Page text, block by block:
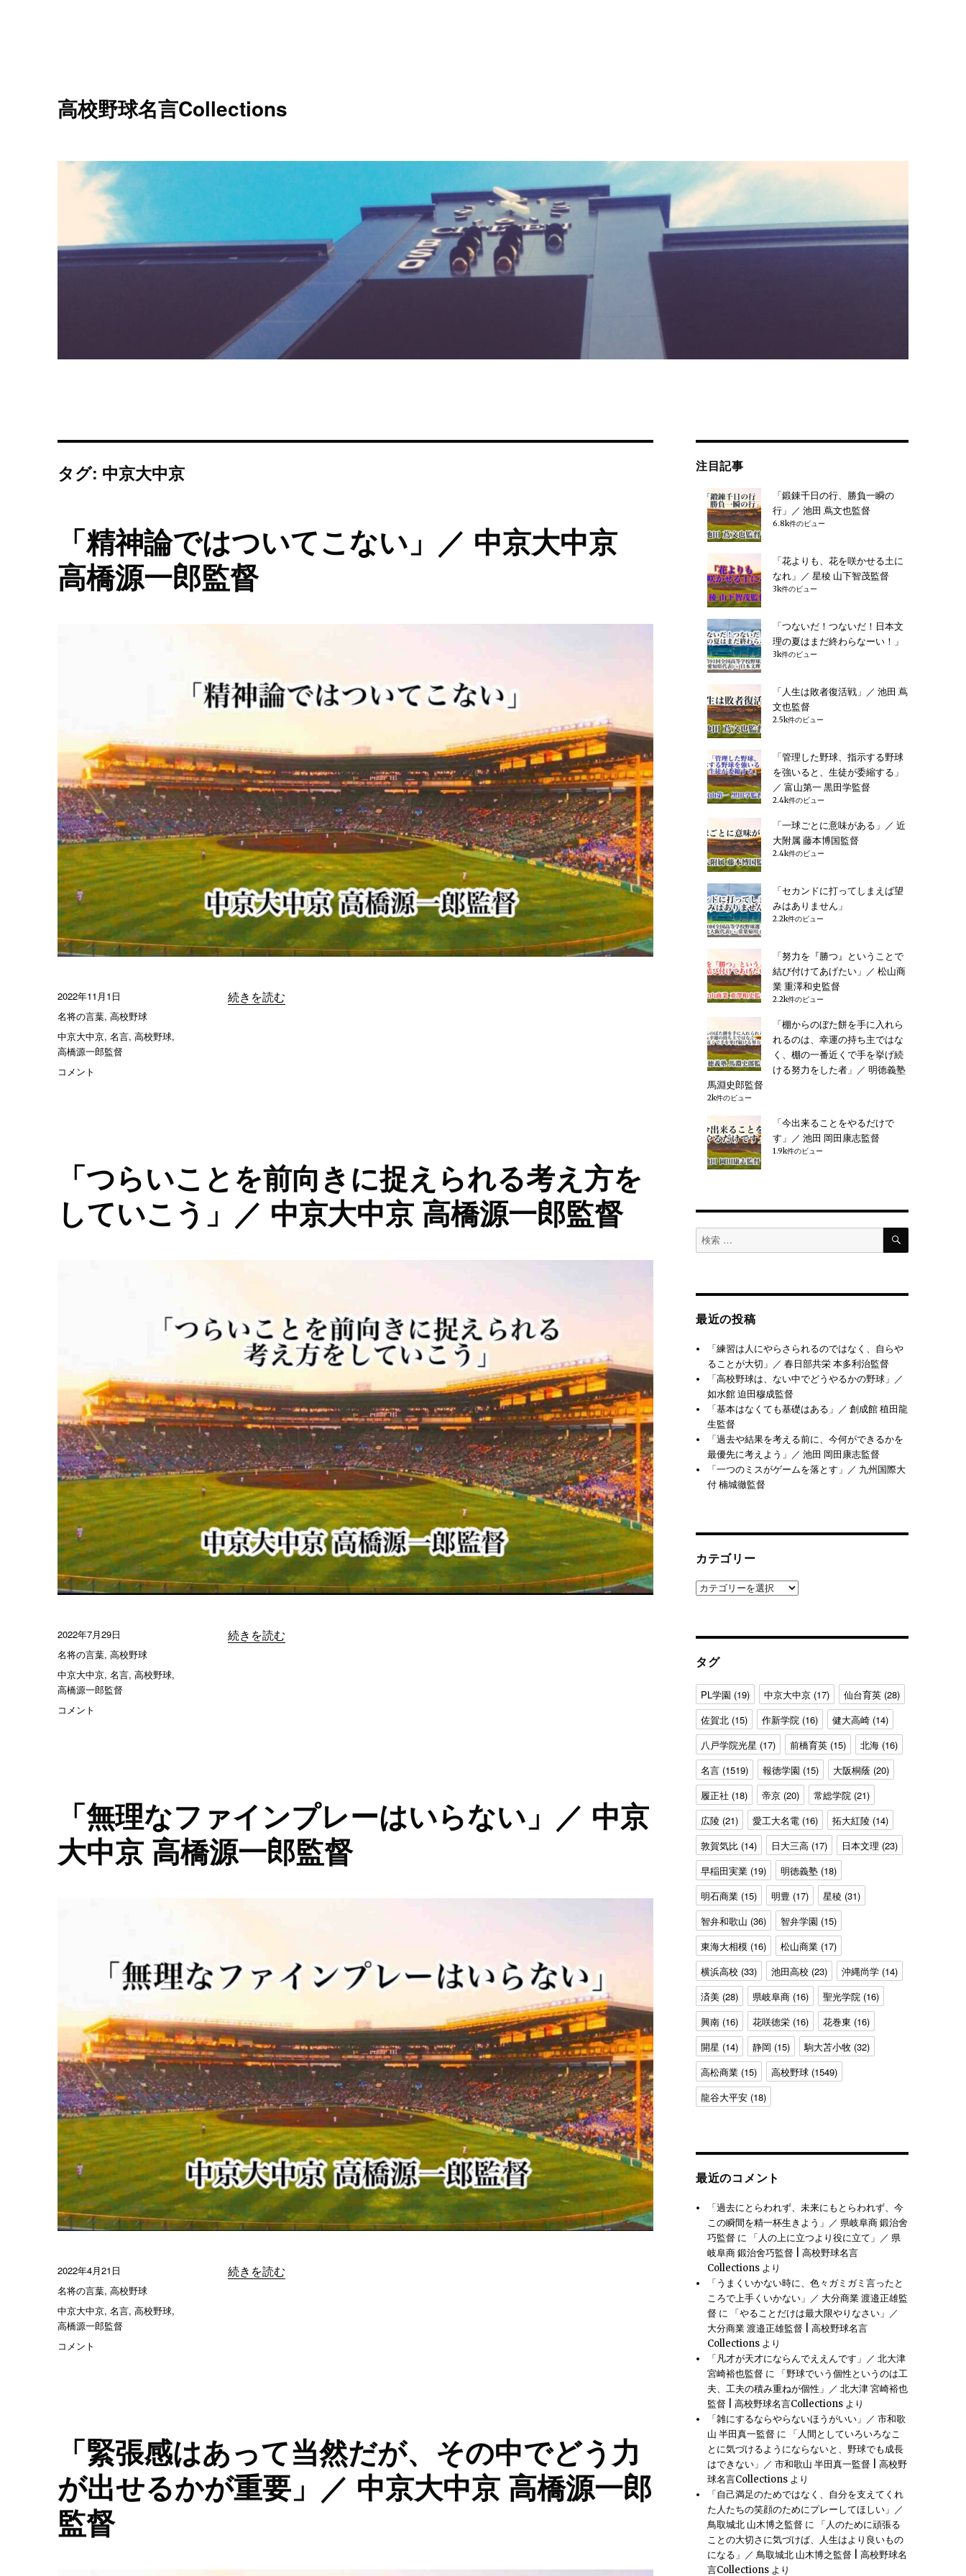
高校野球名言Collections
タグ: 中京大中京
「精神論ではついてこない」／ 中京大中京
高橋源一郎監督
“「精神論ではついてこない」／ 中京大中京 高橋源一郎監督” の
続きを読む
投
稿
日:
2022年11月1日
カ
テ
ゴ
リ
ー
名将の言葉,高校野球
タ
グ
中京大中京,名言,高校野球,
高橋源一郎監督
「精
な
い」
郎
督
に
コメント
「つらいことを前向きに捉えられる考え方を
していこう」／ 中京大中京 高橋源一郎監督
“「つらいことを前向きに捉えられる考え方をしていこう」／ 中京大中京 高橋源一郎監督” の
続きを読む
投
稿
日:
2022年7月29日
カ
テ
ゴ
リ
ー
名将の言葉,高校野球
タ
グ
中京大中京,名言,高校野球,
高橋源一郎監督
「つ
に
捉
て
い
う」
／
中
京
大
中
京
高
橋
源
一
郎
に
コメント
「無理なファインプレーはいらない」／ 中京
大中京 高橋源一郎監督
“「無理なファインプレーはいらない」／ 中京大中京 高橋源一郎監督” の
続きを読む
投
稿
日:
2022年4月21日
カ
テ
ゴ
リ
ー
名将の言葉,高校野球
タ
グ
中京大中京,名言,高校野球,
高橋源一郎監督
「無
ー
は
い
ら
な
コメント
「緊張感はあって当然だが、その中でどう力
が出せるかが重要」／ 中京大中京 高橋源一郎
監督
注目記事
「鍛錬千日の行、勝負一瞬の
行」／ 池田 蔦文也監督
6.8k件のビュー
「花よりも、花を咲かせる土に
なれ」／ 星稜 山下智茂監督
3k件のビュー
「つないだ！つないだ！日本文
理の夏はまだ終わらなーい！」
3k件のビュー
「人生は敗者復活戦」／ 池田 蔦
文也監督
2.5k件のビュー
「管理した野球、指示する野球
を強いると、生徒が委縮する」
／ 富山第一 黒田学監督
2.4k件のビュー
「一球ごとに意味がある」／ 近
大附属 藤本博国監督
2.4k件のビュー
「セカンドに打ってしまえば望
みはありません」
2.2k件のビュー
「努力を『勝つ』ということで
結び付けてあげたい」／ 松山商
業 重澤和史監督
2.2k件のビュー
「棚からのぼた餅を手に入れら
れるのは、幸運の持ち主ではな
く、棚の一番近くで手を挙げ続
ける努力をした者」／ 明徳義塾
馬淵史郎監督
2k件のビュー
「今出来ることをやるだけで
す」／ 池田 岡田康志監督
1.9k件のビュー
検
索
検
最近の投稿
「練習は人にやらさられるのではなく、自らや
ることが大切」／ 春日部共栄 本多利治監督
「高校野球は、ない中でどうやるかの野球」／
如水館 迫田穆成監督
「基本はなくても基礎はある」／ 創成館 稙田龍
生監督
「過去や結果を考える前に、今何ができるかを
最優先に考えよう」／ 池田 岡田康志監督
「一つのミスがゲームを落とす」／ 九州国際大
付 楠城徹監督
カテゴリー
カ
タグ
PL学園 (19) 中京大中京(17) 仙台育英(28)
佐賀北(15) 作新学院(16) 健大高崎(14)
八戸学院光星 (17) 前橋育英(15) 北海(16)
名言(1519) 報徳学園 (15) 大阪桐蔭 (20)
履正社 (18) 帝京(20) 常総学院(21)
広陵(21) 愛工大名電(16) 拓大紅陵(14)
敦賀気比(14) 日大三高(17) 日本文理 (23)
早稲田実業(19) 明徳義塾(18)
明石商業(15) 明豊 (17) 星稜 (31)
智弁和歌山 (36) 智弁学園 (15)
東海大相模(16) 松山商業(17)
横浜高校 (33) 池田高校 (23) 沖縄尚学(14)
済美(28) 県岐阜商(16) 聖光学院(16)
興南(16) 花咲徳栄(16) 花巻東 (16)
開星 (14) 静岡 (15) 駒大苫小牧(32)
高松商業(15) 高校野球(1549)
龍谷大平安(18)
最近のコメント
「過去にとらわれず、未来にもとらわれず、今
この瞬間を精一杯生きよう」／ 県岐阜商 鍛治舍
巧監督 に
「人の上に立つより役に立て」／ 県
岐阜商 鍛治舍巧監督 | 高校野球名言
Collections より
「うまくいかない時に、色々ガミガミ言ったと
ころで上手くいかない」／ 大分商業 渡邉正雄監
督 に
「やることだけは最大限やりなさい」／
大分商業 渡邉正雄監督 | 高校野球名言
Collections より
「凡才が天才にならんでええんです」／ 北大津
宮崎裕也監督 に
「野球でいう個性というのは工
夫、工夫の積み重ねが個性」／ 北大津 宮崎裕也
監督 | 高校野球名言Collections より
「雑にするならやらないほうがいい」／ 市和歌
山 半田真一監督 に
「人間としていろいろなこ
とに気づけるようにならないと、野球でも成長
はできない」／ 市和歌山 半田真一監督 | 高校野
球名言Collections より
「自己満足のためではなく、自分を支えてくれ
た人たちの笑顔のためにプレーしてほしい」／
鳥取城北 山木博之監督 に
「人のために頑張る
ことの大切さに気づけば、人生はより良いもの
になる」／ 鳥取城北 山木博之監督 | 高校野球名
言Collections より